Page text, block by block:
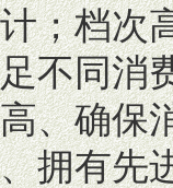
；档次
不同消
、确保
拥有先